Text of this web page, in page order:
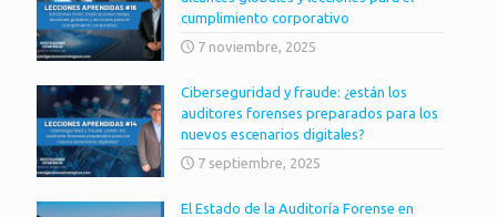
cumplimiento corporativo
7 noviembre, 2025
Ciberseguridad y fraude: ¿están los
auditores forenses preparados para los
nuevos escenarios digitales?
7 septiembre, 2025
El Estado de la Auditoría Forense en